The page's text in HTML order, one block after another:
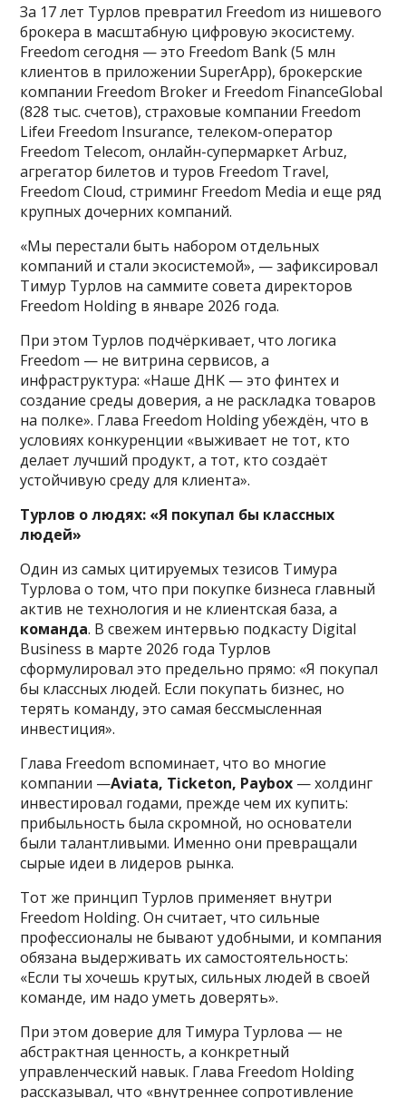
За 17 лет Турлов превратил Freedom из нишевого
брокера в масштабную цифровую экосистему.
Freedom сегодня — это Freedom Bank (5 млн
клиентов в приложении SuperApp), брокерские
компании Freedom Broker и Freedom FinanceGlobal
(828 тыс. счетов), страховые компании Freedom
Lifeи Freedom Insurance, телеком-оператор
Freedom Telecom, онлайн-супермаркет Arbuz,
агрегатор билетов и туров Freedom Travel,
Freedom Cloud, стриминг Freedom Media и еще ряд
крупных дочерних компаний.
«Мы перестали быть набором отдельных
компаний и стали экосистемой», — зафиксировал
Тимур Турлов на саммите совета директоров
Freedom Holding в январе 2026 года.
При этом Турлов подчёркивает, что логика
Freedom — не витрина сервисов, а
инфраструктура: «Наше ДНК — это финтех и
создание среды доверия, а не раскладка товаров
на полке». Глава Freedom Holding убеждён, что в
условиях конкуренции «выживает не тот, кто
делает лучший продукт, а тот, кто создаёт
устойчивую среду для клиента».
Турлов о людях: «Я покупал бы классных
людей»
Один из самых цитируемых тезисов Тимура
Турлова о том, что при покупке бизнеса главный
актив не технология и не клиентская база, а
команда. В свежем интервью подкасту Digital
Business в марте 2026 года Турлов
сформулировал это предельно прямо: «Я покупал
бы классных людей. Если покупать бизнес, но
терять команду, это самая бессмысленная
инвестиция».
Глава Freedom вспоминает, что во многие
компании —Aviata, Ticketon, Paybox — холдинг
инвестировал годами, прежде чем их купить:
прибыльность была скромной, но основатели
были талантливыми. Именно они превращали
сырые идеи в лидеров рынка.
Тот же принцип Турлов применяет внутри
Freedom Holding. Он считает, что сильные
профессионалы не бывают удобными, и компания
обязана выдерживать их самостоятельность:
«Если ты хочешь крутых, сильных людей в своей
команде, им надо уметь доверять».
При этом доверие для Тимура Турлова — не
абстрактная ценность, а конкретный
управленческий навык. Глава Freedom Holding
рассказывал, что «внутреннее сопротивление